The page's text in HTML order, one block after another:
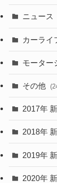
(9)
(35)
ニュース
カーライ
モーター
その他
2017年
2018年
2019年
2020年